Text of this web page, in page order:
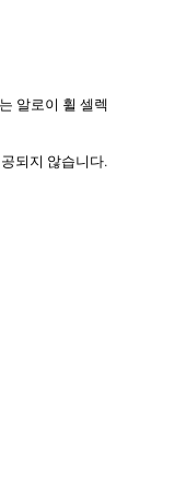
알로이 휠 셀렉
되지 않습니다.